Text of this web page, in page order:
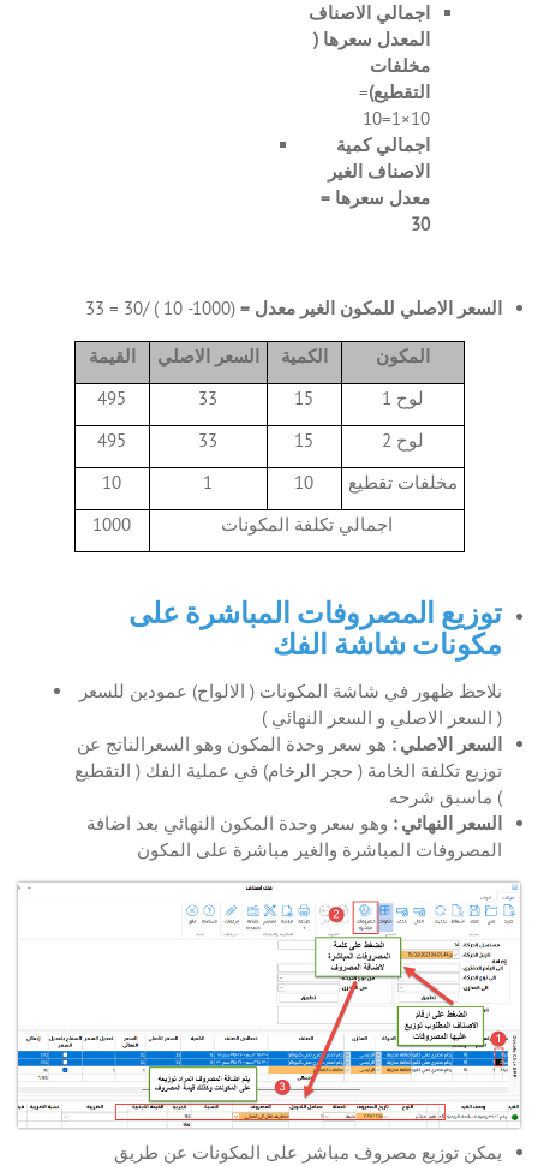
اجمالي الاصناف
المعدل سعرها (
مخلفات
التقطيع)=
10×1=10
اجمالي كمية
الاصناف الغير
معدل سعرها =
30
السعر الاصلي للمكون الغير معدل = (1000- 10 ) /30 = 33
المكون الكمية السعر الاصلي
القيمة
لوح 1
15
33
495
لوح 2
15
33
495
مخلفات تقطيع
10
1
10
اجمالي تكلفة المكونات
1000
توزيع المصروفات المباشرة على
مكونات شاشة الفك
نلاحظ ظهور في شاشة المكونات ( الالواح) عمودين للسعر
( السعر الاصلي و السعر النهائي )
السعر الاصلي : هو سعر وحدة المكون وهو السعرالناتج عن
توزيع تكلفة الخامة ( حجر الرخام) في عملية الفك ( التقطيع
) ماسبق شرحه
السعر النهائي : وهو سعر وحدة المكون النهائي بعد اضافة
المصروفات المباشرة والغير مباشرة على المكون
يمكن توزيع مصروف مباشر على المكونات عن طريق